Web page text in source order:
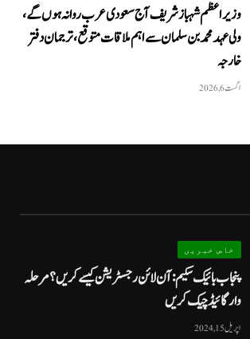
وزیراعظم شہباز شریف آج سعودی عرب روانہ ہوں گے،
ولی عہد محمد بن سلمان سے اہم ملاقات متوقع، ترجمان دفتر
خارجہ
اگست 6, 2026
خاص خبریں
پنجاب بائیک سکیم: آن لائن رجسٹریشن کیسے کریں؟ مرحلہ
وار گائیڈ چیک کریں
اپریل 15, 2024